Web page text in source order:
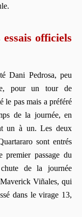
officiels
Dani Pedrosa, peu
pour un tour de
le pas mais a préféré
de la journée, en
un à un. Les deux
sont entrés
premier passage du
de la journée
Viñales, qui
dans le virage 13,